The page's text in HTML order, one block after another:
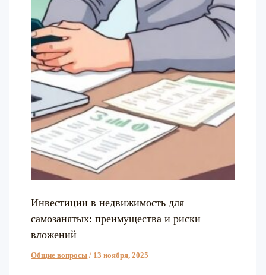
Инвестиции в недвижимость для
самозанятых: преимущества и риски
вложений
Общие вопросы / 13 ноября, 2025